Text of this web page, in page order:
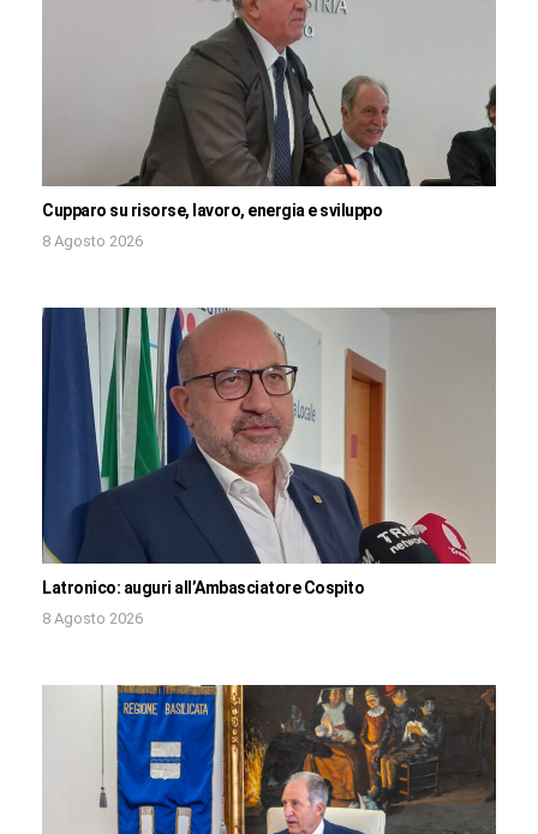
Cupparo su risorse, lavoro, energia e sviluppo
8 Agosto 2026
Latronico: auguri all’Ambasciatore Cospito
8 Agosto 2026